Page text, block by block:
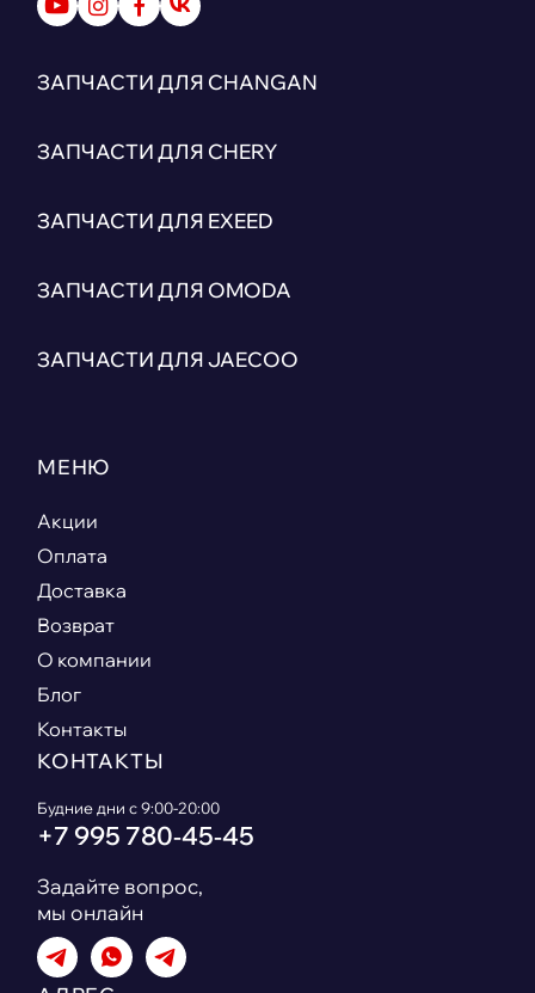
ЗАПЧАСТИ ДЛЯ CHANGAN
ЗАПЧАСТИ ДЛЯ CHERY
ЗАПЧАСТИ ДЛЯ EXEED
ЗАПЧАСТИ ДЛЯ OMODA
ЗАПЧАСТИ ДЛЯ JAECOO
МЕНЮ
Акции
Оплата
Доставка
Возврат
О компании
Блог
Контакты
КОНТАКТЫ
Будние дни с 9:00-20:00
+7 995 780‑45‑45
Задайте вопрос,
мы онлайн